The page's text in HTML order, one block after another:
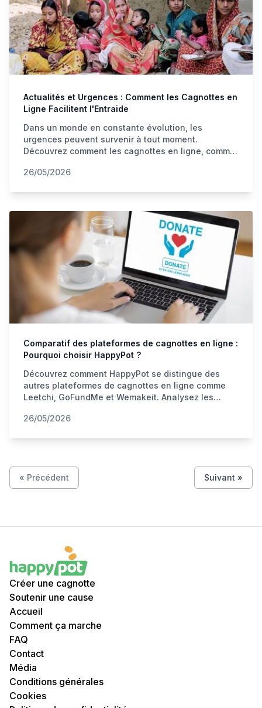
Actualités et Urgences : Comment les Cagnottes en
Ligne Facilitent l'Entraide
Dans un monde en constante évolution, les
urgences peuvent survenir à tout moment.
Découvrez comment les cagnottes en ligne, comme
la solidarité en Suisse et au-delà.
26/05/2026
Comparatif des plateformes de cagnottes en ligne :
Pourquoi choisir HappyPot ?
Découvrez comment HappyPot se distingue des
autres plateformes de cagnottes en ligne comme
Leetchi, GoFundMe et Wemakeit. Analysez les
de collecte de fonds en Suisse.
26/05/2026
« Précédent Suivant »
Créer une cagnotte
Soutenir une cause
Accueil
Comment ça marche
FAQ
Contact
Média
Conditions générales
Cookies